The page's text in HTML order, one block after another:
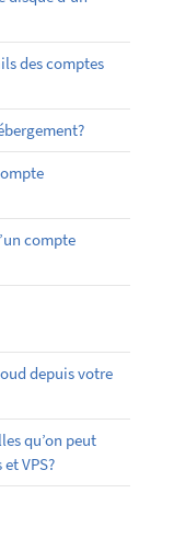
des comptes
compte
depuis votre
qu’on peut
VPS?